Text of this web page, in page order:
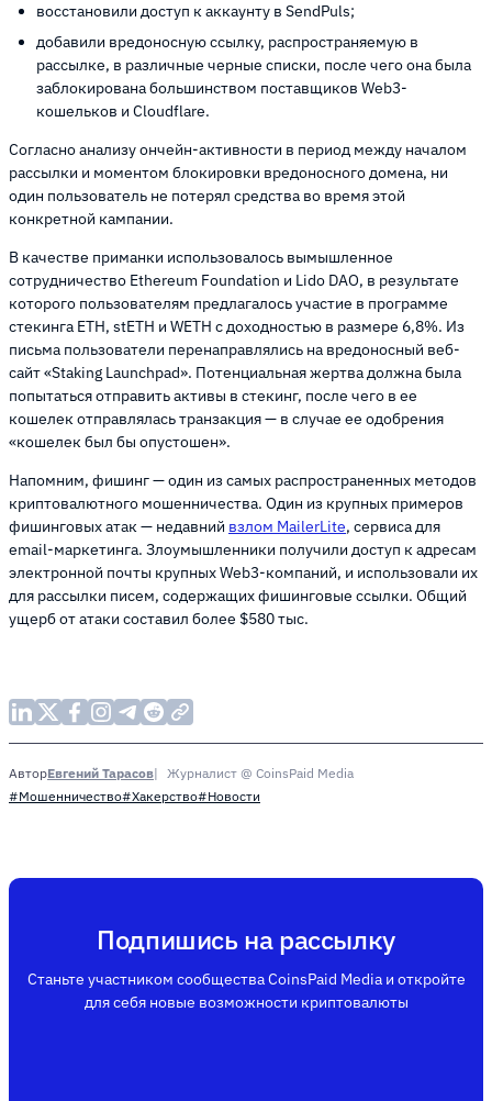
восстановили доступ к аккаунту в SendPuls;
добавили вредоносную ссылку, распространяемую в
рассылке, в различные черные списки, после чего она была
заблокирована большинством поставщиков Web3-
кошельков и Cloudflare.
Согласно анализу ончейн-активности в период между началом
рассылки и моментом блокировки вредоносного домена, ни
один пользователь не потерял средства во время этой
конкретной кампании.
В качестве приманки использовалось вымышленное
сотрудничество Ethereum Foundation и Lido DAO, в результате
которого пользователям предлагалось участие в программе
стекинга ETH, stETH и WETH с доходностью в размере 6,8%. Из
письма пользователи перенаправлялись на вредоносный веб-
сайт «Staking Launchpad». Потенциальная жертва должна была
попытаться отправить активы в стекинг, после чего в ее
кошелек отправлялась транзакция — в случае ее одобрения
«кошелек был бы опустошен».
Напомним, фишинг — один из самых распространенных методов
криптовалютного мошенничества. Один из крупных примеров
фишинговых атак — недавний взлом MailerLite, сервиса для
email-маркетинга. Злоумышленники получили доступ к адресам
электронной почты крупных Web3-компаний, и использовали их
для рассылки писем, содержащих фишинговые ссылки. Общий
ущерб от атаки составил более $580 тыс.
АвторЕвгений Тарасов
Журналист @ CoinsPaid Media
#Мошенничество#Хакерство#Новости
Подпишись на рассылку
Станьте участником сообщества CoinsPaid Media и откройте
для себя новые возможности криптовалюты